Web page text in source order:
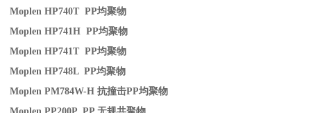
Moplen HP740T PP均聚物
Moplen HP741H PP均聚物
Moplen HP741T PP均聚物
Moplen HP748L PP均聚物
Moplen PM784W-H抗撞击PP均聚物